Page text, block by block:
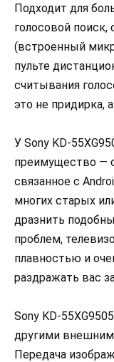
Подходит для
голосовой
(встроенный
пульте
считывания
это не придирка,
У Sony KD-
преимущество —
связанное с
многих старых
дразнить
проблем,
плавностью и
раздражать вас
Sony KD-
другими
Передача